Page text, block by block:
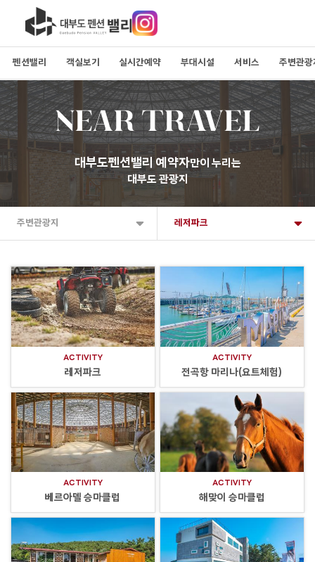
펜션밸리 객실보기 실시간예약 부대시설 서비스 주변관광
NEAR TRAVEL
대부도펜션밸리 예약자만이 누리는
대부도 관광지
주변관광지 레저파크
ACTIVITY
레저파크
ACTIVITY
전곡항 마리나(요트체험)
ACTIVITY
베르아델 승마클럽
ACTIVITY
해맞이 승마클럽